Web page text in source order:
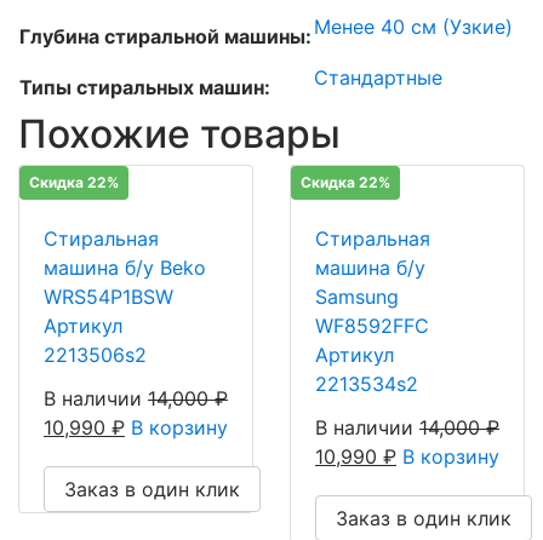
Глубина стиральной машины: Менее 40 см (Узкие)
Типы стиральных машин: Стандартные
Похожие товары
Скидка 22%
Стиральная
машина б/у Beko
WRS54P1BSW
Артикул
2213506s2
В наличии 14,000₽
10,990 ₽ В корзину
Заказ в один клик
Скидка 22%
Стиральная
машина б/у
Samsung
WF8592FFC
Артикул
2213534s2
В наличии 14,000₽
10,990 ₽ В корзину
Заказ в один клик